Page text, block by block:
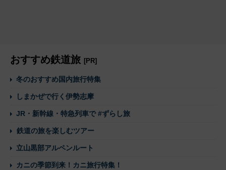
おすすめ鉄道旅 [PR]
冬のおすすめ国内旅行特集
しまかぜで行く伊勢志摩
JR・新幹線・特急列車で #ずらし旅
鉄道の旅を楽しむツアー
立山黒部アルペンルート
カニの季節到来！カニ旅行特集！